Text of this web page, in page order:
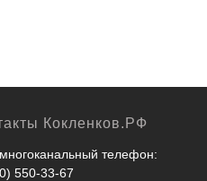
Кокленков.РФ
телефон:
550-33-67